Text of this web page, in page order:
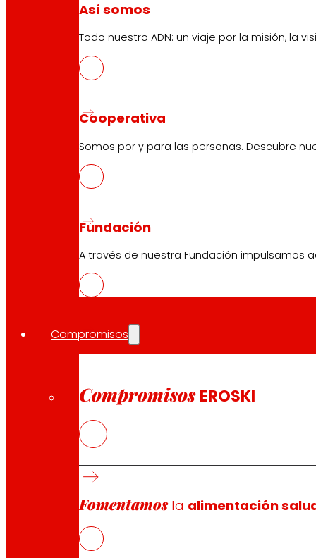
Así somos
Todo nuestro ADN: un viaje por la misión, la
Cooperativa
Somos por y para las personas. Descubre
Fundación
A través de nuestra Fundación impulsamos
Compromisos
Compromisos EROSKI
Fomentamosla alimentación
Imanol Pradales ha destacado las más de
La CEO de EROSKI, Rosa Carabel, ha
El Lehendakari, Imanol Pradales, ha visitado hoy la
personas—, que constituyen el centro operativo y